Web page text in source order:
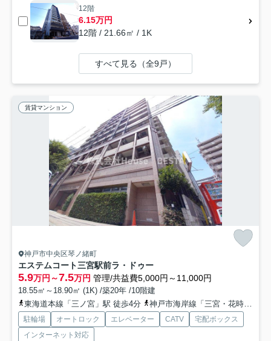
12階
6.15万円
12階 / 21.66㎡ / 1K
すべて見る（全9戸）
賃貸マンション
神戸市中央区琴ノ緒町
エステムコート三宮駅前ラ・ドゥー
5.9万円～7.5万円 管理/共益費5,000円～11,000円
18.55㎡～18.90㎡ (1K) /築20年 /10階建
東海道本線「三ノ宮」駅 徒歩4分
神戸市海岸線「三宮・花時計前」駅 徒歩9分
駐輪場 オートロック エレベーター CATV
宅配ボックス
インターネット対応